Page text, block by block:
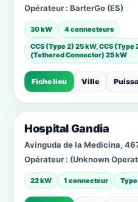
Opérateur : BarterGo (ES)
30 kW
4 connecteurs
CCS (Type 2) 25 kW, CCS
(Tethered Connector) 25 kW
Fiche lieu Ville
Hospital Gandia
Avinguda de la Medicina,
Opérateur : (Unknown
22 kW 1 connecteur